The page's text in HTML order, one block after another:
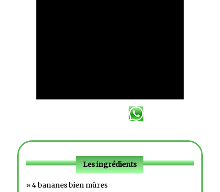
Les ingrédients
» 4 bananes bien mûres